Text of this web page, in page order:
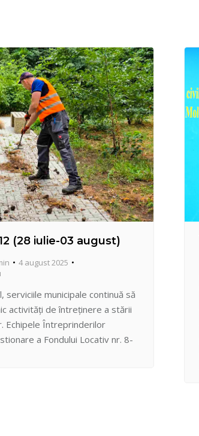
(28 iulie-03 august)
4 august 2025
serviciile municipale continuă să
activități de întreținere a stării
Echipele Întreprinderilor
a Fondului Locativ nr. 8-
se află în teren pentru a